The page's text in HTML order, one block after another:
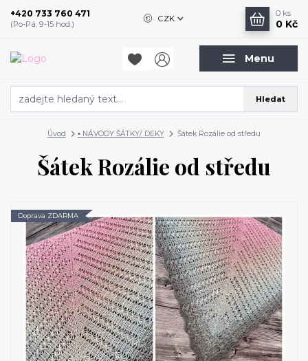
Menu
CZK
Hledat
+420 733 760 471
(Po-Pá, 9-15 hod.)
0 ks
0 Kč
Úvod ▪️ NÁVODY ŠÁTKY/ DEKY Šátek Rozálie od středu
Šátek Rozálie od středu
Doprava ZDARMA